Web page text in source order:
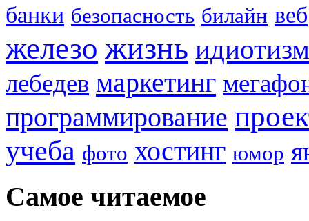
банки безопасность билайн веб
железо жизнь идиотизм
лебедев маркетинг
программирование
учеба фото хостинг юмор
Самое читаемое